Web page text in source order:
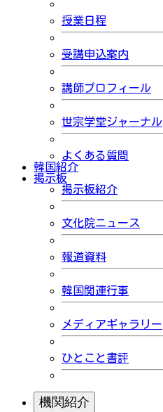
授業日程
受講申込案内
講師プロフィール
世宗学堂ジャーナル
よくある質問
韓国紹介
掲示板
掲示板紹介
文化院ニュース
報道資料
韓国関連行事
メディアギャラリー
ひとこと書評
機関紹介